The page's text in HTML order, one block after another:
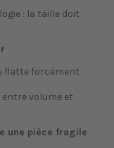
: la taille doit
flatte forcément
entre volume et
une pièce fragile